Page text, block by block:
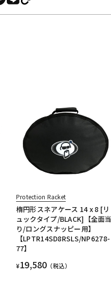
Protection Racket
楕円形スネアケース 14 x 8 [リ
ュックタイプ/BLACK]【全面当
り/ロングスナッピー用】
【LPTR14SD8RSLS/NP6278-
77】
¥19,580 （税込）